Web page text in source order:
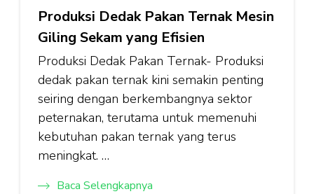
Produksi Dedak Pakan Ternak Mesin
Giling Sekam yang Efisien
Produksi Dedak Pakan Ternak- Produksi
dedak pakan ternak kini semakin penting
seiring dengan berkembangnya sektor
peternakan, terutama untuk memenuhi
kebutuhan pakan ternak yang terus
meningkat. …
Baca Selengkapnya